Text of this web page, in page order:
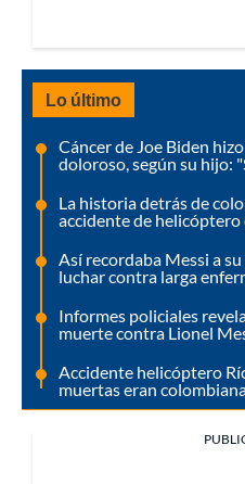
Lo último
Cáncer de Joe Biden
doloroso, según su hijo:
La historia detrás de
accidente de helicóptero
Así recordaba Messi a
luchar contra larga
Informes policiales
muerte contra Lionel
Accidente helicóptero
muertas eran